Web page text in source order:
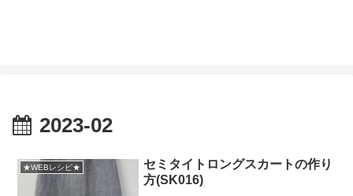
2023-02
★WEBレシピ★
セミタイトロングスカートの作り
方(SK016)